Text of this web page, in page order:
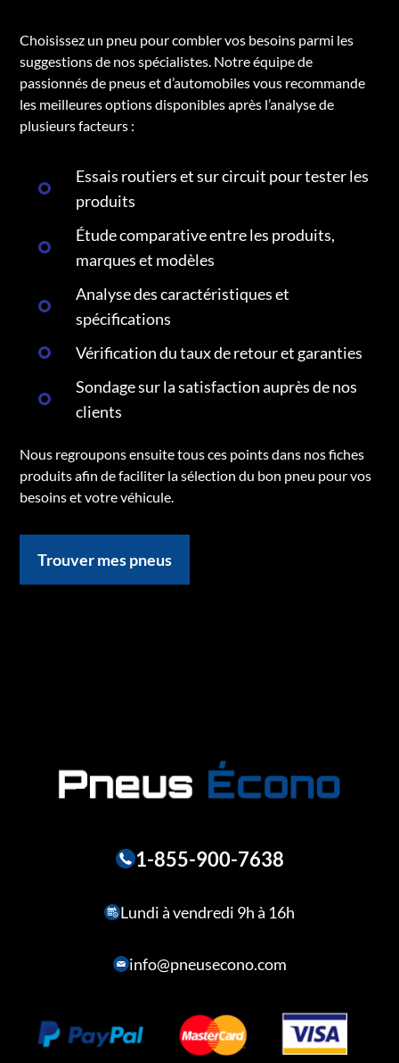
Choisissez un pneu pour combler vos besoins parmi les
suggestions de nos spécialistes. Notre équipe de
passionnés de pneus et d’automobiles vous recommande
les meilleures options disponibles après l’analyse de
plusieurs facteurs :
Essais routiers et sur circuit pour tester les
produits
Étude comparative entre les produits,
marques et modèles
Analyse des caractéristiques et
spécifications
Vérification du taux de retour et garanties
Sondage sur la satisfaction auprès de nos
clients
Nous regroupons ensuite tous ces points dans nos fiches
produits afin de faciliter la sélection du bon pneu pour vos
besoins et votre véhicule.
Trouver mes pneus
1-855-900-7638
Lundi à vendredi 9h à 16h
info@pneusecono.com